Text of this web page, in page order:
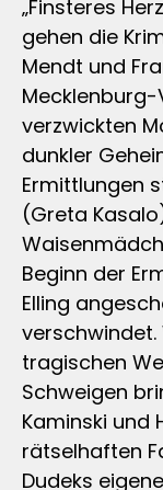
„Finsteres
gehen die
Mendt und
verzwickten
dunkler
Ermittlungen
(Greta
Beginn der
Elling
tragischen
Schweigen
Kaminski und
rätselhaften
Dudeks